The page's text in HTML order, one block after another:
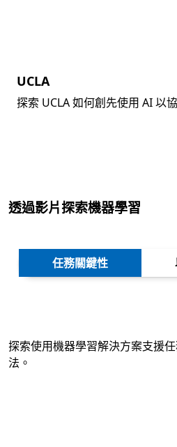
UCLA
探索 UCLA 如何創先使用 AI 以
透過影片探索機器學習
任務關鍵性
探索使用機器學習解決方案支援
法。